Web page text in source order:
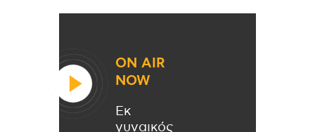
ON AIR
NOW
Εκ
γυναικός